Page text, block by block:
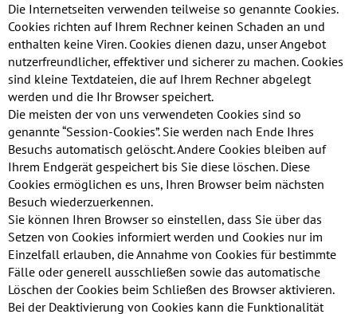
Die Internetseiten verwenden teilweise so genannte Cookies.
Cookies richten auf Ihrem Rechner keinen Schaden an und
enthalten keine Viren. Cookies dienen dazu, unser Angebot
nutzerfreundlicher, effektiver und sicherer zu machen. Cookies
sind kleine Textdateien, die auf Ihrem Rechner abgelegt
werden und die Ihr Browser speichert.
Die meisten der von uns verwendeten Cookies sind so
genannte “Session-Cookies”. Sie werden nach Ende Ihres
Besuchs automatisch gelöscht. Andere Cookies bleiben auf
Ihrem Endgerät gespeichert bis Sie diese löschen. Diese
Cookies ermöglichen es uns, Ihren Browser beim nächsten
Besuch wiederzuerkennen.
Sie können Ihren Browser so einstellen, dass Sie über das
Setzen von Cookies informiert werden und Cookies nur im
Einzelfall erlauben, die Annahme von Cookies für bestimmte
Fälle oder generell ausschließen sowie das automatische
Löschen der Cookies beim Schließen des Browser aktivieren.
Bei der Deaktivierung von Cookies kann die Funktionalität